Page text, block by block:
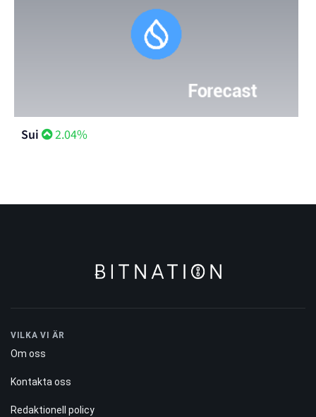
Sui 2.04%
VILKA VI ÄR
Om oss
Kontakta oss
Redaktionell policy